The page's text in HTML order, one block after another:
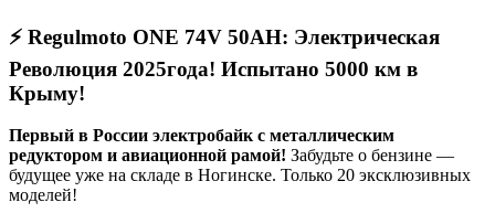
⚡ Regulmoto ONE 74V 50AH: Электрическая
Революция 2025года! Испытано 5000 км в
Крыму!
Первый в России электробайк с металлическим
редуктором и авиационной рамой! Забудьте о бензине —
будущее уже на складе в Ногинске. Только 20 эксклюзивных
моделей!